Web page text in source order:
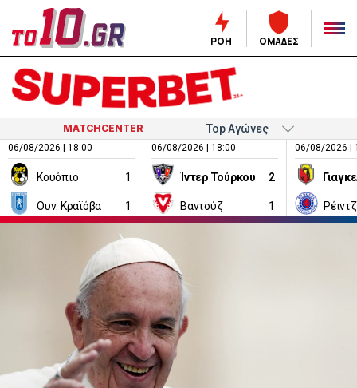
ΡΟΗ ΟΜΑΔΕΣ
MATCHCENTER
06/08/2026 | 18:00
Κουόπιο 1
Ουν. Κραϊόβα 1
06/08/2026 | 18:00
Ίντερ Τούρκου 2
Βαντούζ 1
06/08/2026 |